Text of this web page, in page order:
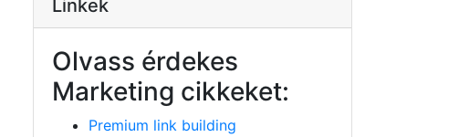
Linkek
Olvass érdekes
Marketing cikkeket:
Premium link building